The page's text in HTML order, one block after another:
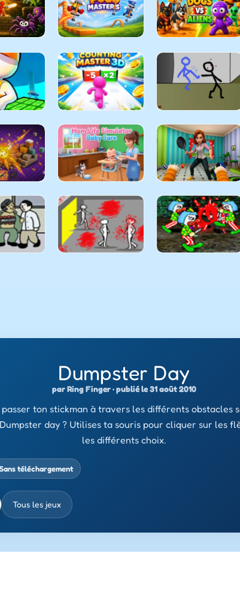
Dumpster Day
par Ring Finger · publié le 31 août 2010
ton stickman à travers les différents obstacles
day ? Utilises ta souris pour cliquer sur les
les différents choix.
Sans téléchargement
Tous les jeux